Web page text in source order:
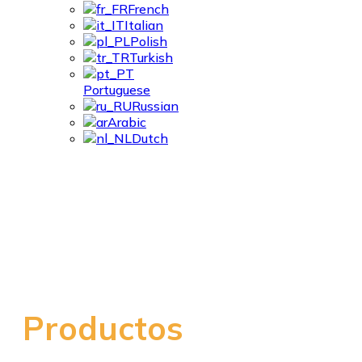
French
Italian
Polish
Turkish
Portuguese
Russian
Arabic
Dutch
Productos